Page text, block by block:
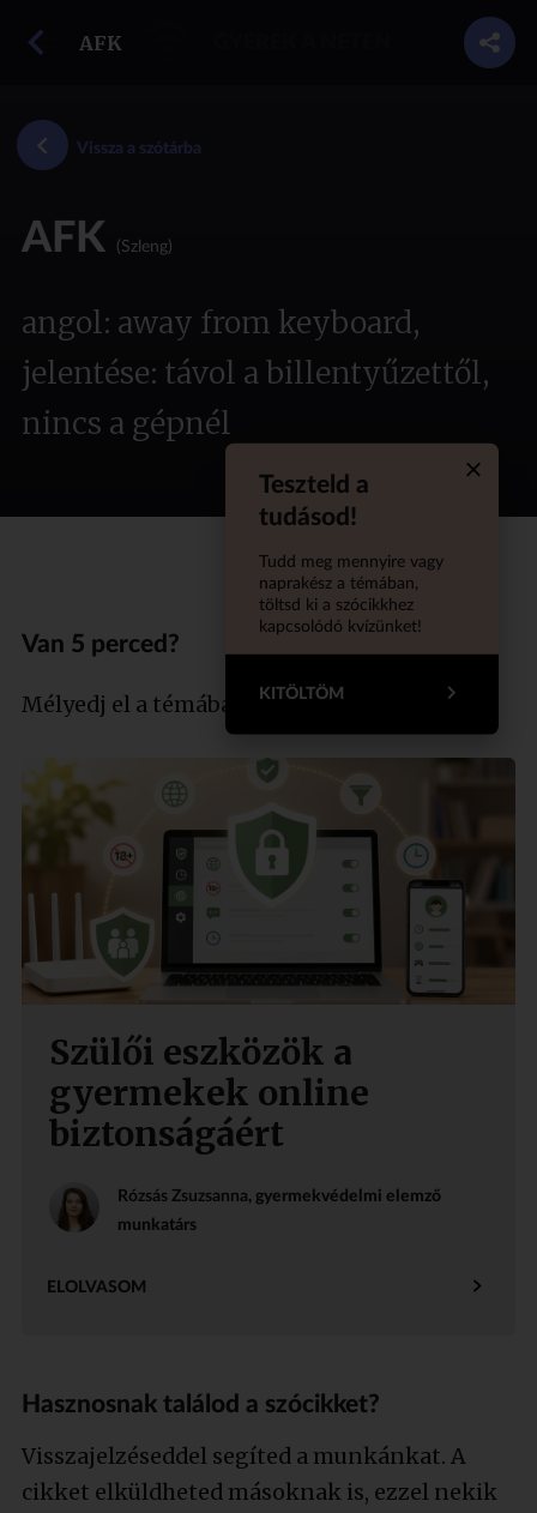
AFK
Vissza a szótárba
AFK (Szleng)
angol: away from keyboard,
jelentése: távol a billentyűzettől,
nincs a gépnél
Teszteld a
tudásod!
Tudd meg mennyire vagy
naprakész a témában,
töltsd ki a szócikkhez
kapcsolódó kvízünket!
KITÖLTÖM
Van 5 perced?
Mélyedj el a témában szakértőnkkel!
Szülői eszközök a
gyermekek online
biztonságáért
Rózsás Zsuzsanna, gyermekvédelmi elemző
munkatárs
ELOLVASOM
Hasznosnak találod a szócikket?
Visszajelzéseddel segíted a munkánkat. A
cikket elküldheted másoknak is, ezzel nekik